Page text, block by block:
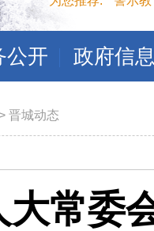
公开 政府信
> 晋城动态
大常委